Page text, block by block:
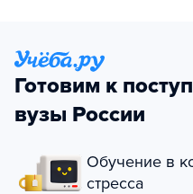
Готовим к
вузы России
Обучение в
стресса